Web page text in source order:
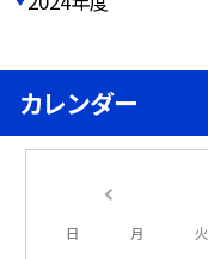
カレンダー
日 月 火